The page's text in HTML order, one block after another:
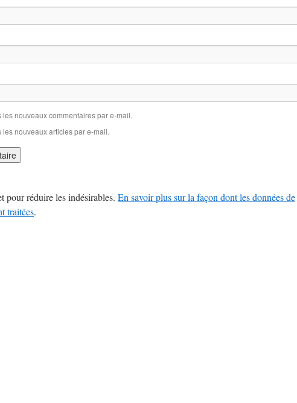
les nouveaux commentaires par e-mail.
les nouveaux articles par e-mail.
pour réduire les indésirables. En savoir plus sur la façon dont les données de
traitées.